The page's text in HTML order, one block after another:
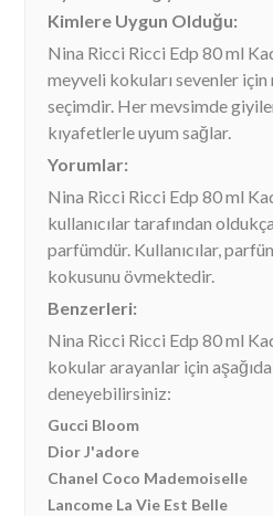
Kimlere Uygun Olduğu:
Nina Ricci Ricci Edp 80 ml
meyveli kokuları sevenler
seçimdir. Her mevsimde
kıyafetlerle uyum sağlar.
Yorumlar:
Nina Ricci Ricci Edp 80 ml
kullanıcılar tarafından
parfümdür. Kullanıcılar,
kokusunu övmektedir.
Benzerleri:
Nina Ricci Ricci Edp 80 ml
kokular arayanlar için
deneyebilirsiniz:
Gucci Bloom
Dior J'adore
Chanel Coco Mademoiselle
Lancome La Vie Est Belle